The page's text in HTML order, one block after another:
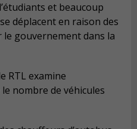
et beaucoup
déplacent en raison des
gouvernement dans la
RTL examine
nombre de véhicules